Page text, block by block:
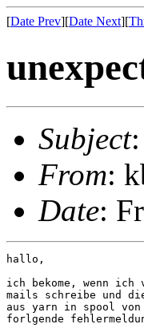
[Date Prev][Date Next][
Subject
From:
Date:
hallo,
ich bekome, wenn
mails schreibe und
aus yarn in spool
forlgende